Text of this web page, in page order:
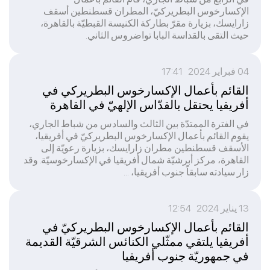
الإكسارخوس البطريركيّ، المطران قسطنطين أسقف
زارايسك، بزيارة مقرّ بطاركة الكنيسة القبطيّة بالقاهرة،
حيث التقى بالقداسة البابا تواضروس الثاني.
04 فبراير 2024 17:41
القائم بأعمال الإكسارخوس البطريركي في
أفريقيا يحتقل بالقدّاس الإلهيّ في القاهرة
في الفترة الممتدّة بين الثالث والسادس من شباط الجاري،
يقوم القائم بأعمال الإكسارخوس البطريركيّ في أفريقيا،
الأسقف قسطنطين مطران زارايسك، بزيارة رعويّة إلى
القاهرة، مركز أبرشيّة شمال أفريقيا في الإكسارخوسيّة. وقد
زار سيادته سابقاً جنوب أفريقيا، ...
13 يناير 2024 12:54
القائم بأعمال الإكسارخوس البطريركيّ في
أفريقيا يلتقي ممثّلي الكنائس الشرقيّة القديمة
في جمهوريّة جنوب أفريقيا